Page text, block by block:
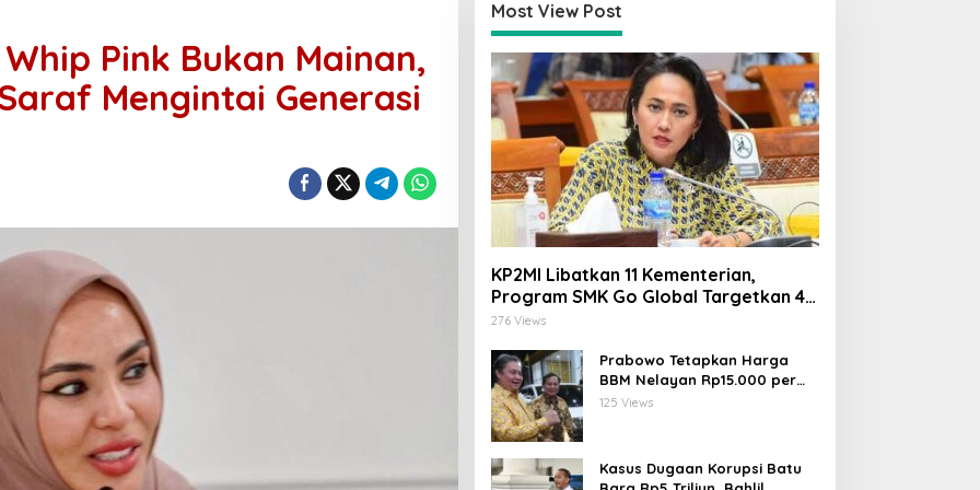
Pink Bukan Mainan,
Mengintai Generasi
Most View Post
KP2MI Libatkan 11 Kementerian,
Program SMK Go Global Targetkan 40
Ribu Peserta Tahun Ini
276 Views
Prabowo Tetapkan Harga
BBM Nelayan Rp15.000 per
Liter, Berlaku untuk Kapal 30-
125 Views
Kasus Dugaan Korupsi Batu